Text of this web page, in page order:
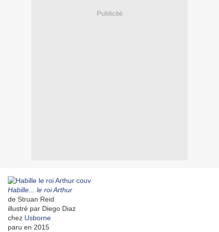
Publicité
Habille... le roi Arthur
de Struan Reid
illustré par Diego Diaz
chez Usborne
paru en 2015